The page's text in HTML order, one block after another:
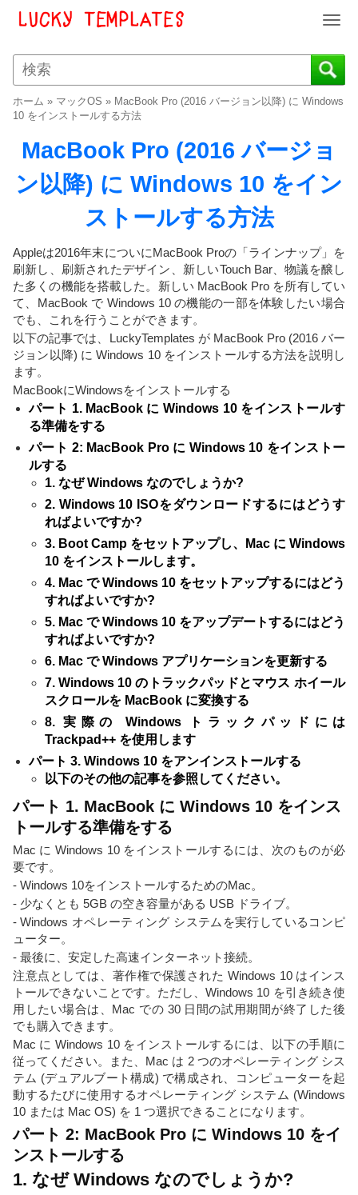
T
g
g
a
v
o
n
ホーム » マックOS » MacBook Pro (2016 バージョン以降) に Windows
10 をインストールする方法
MacBook Pro (2016 バージョ
ン以降) に Windows 10 をイン
ストールする方法
Appleは2016年末についにMacBook Proの「ラインナップ」を
刷新し、刷新されたデザイン、新しいTouch Bar、物議を醸し
た多くの機能を搭載した。新しい MacBook Pro を所有してい
て、MacBook で Windows 10 の機能の一部を体験したい場合
でも、これを行うことができます。
以下の記事では、LuckyTemplates が MacBook Pro (2016 バー
ジョン以降) に Windows 10 をインストールする方法を説明し
ます。
MacBookにWindowsをインストールする
パート 1. MacBook に Windows 10 をインストールす
る準備をする
パート 2: MacBook Pro に Windows 10 をインストー
ルする
1. なぜ Windows なのでしょうか?
2. Windows 10 ISOをダウンロードするにはどうす
ればよいですか?
3. Boot Camp をセットアップし、Mac に Windows
10 をインストールします。
4. Mac で Windows 10 をセットアップするにはどう
すればよいですか?
5. Mac で Windows 10 をアップデートするにはどう
すればよいですか?
6. Mac で Windows アプリケーションを更新する
7. Windows 10 のトラックパッドとマウス ホイール
スクロールを MacBook に変換する
8. 実際の Windows トラックパッドには
Trackpad++ を使用します
パート 3. Windows 10 をアンインストールする
以下のその他の記事を参照してください。
パート 1. MacBook に Windows 10 をインス
トールする準備をする
Mac に Windows 10 をインストールするには、次のものが必
要です。
- Windows 10をインストールするためのMac。
- 少なくとも 5GB の空き容量がある USB ドライブ。
- Windows オペレーティング システムを実行しているコンピ
ューター。
- 最後に、安定した高速インターネット接続。
注意点としては、著作権で保護された Windows 10 はインス
トールできないことです。ただし、Windows 10 を引き続き使
用したい場合は、Mac での 30 日間の試用期間が終了した後
でも購入できます。
Mac に Windows 10 をインストールするには、以下の手順に
従ってください。また、Mac は 2 つのオペレーティング シス
テム (デュアルブート構成) で構成され、コンピューターを起
動するたびに使用するオペレーティング システム (Windows
10 または Mac OS) を 1 つ選択できることになります。
パート 2: MacBook Pro に Windows 10 をイ
ンストールする
1. なぜ Windows なのでしょうか?